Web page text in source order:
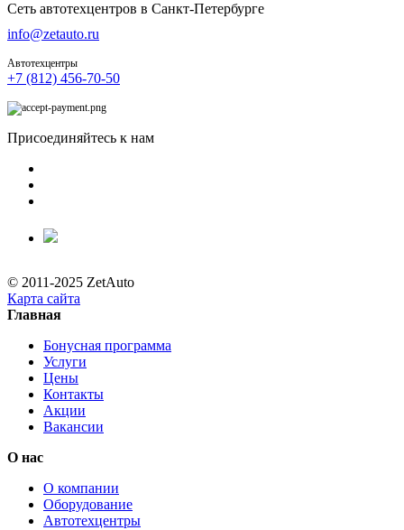
Сеть автотехцентров в Санкт-Петербурге
info@zetauto.ru
Автотехцентры
+7 (812) 456-70-50
Присоединяйтесь к нам
© 2011-2025 ZetAuto
Карта сайта
Главная
Бонусная программа
Услуги
Цены
Контакты
Акции
Вакансии
О нас
О компании
Оборудование
Автотехцентры